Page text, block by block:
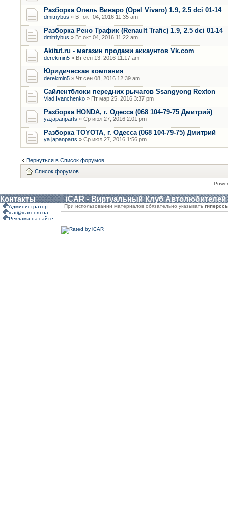
Разборка Опель Виваро (Opel Vivaro) 1.9, 2.5 dci 01-14
dmitriybus » Вт окт 04, 2016 11:35 am
Разборка Рено Трафик (Renault Trafic) 1.9, 2.5 dci 01-14
dmitriybus » Вт окт 04, 2016 11:22 am
Akitut.ru - магазин продажи аккаунтов Vk.com
derekmin5 » Вт сен 13, 2016 11:17 am
Юридическая компания
derekmin5 » Чт сен 08, 2016 12:39 am
Сайлентблоки передних рычагов Ssangyong Rexton
Vlad.Ivanchenko » Пт мар 25, 2016 3:37 pm
Разборка HONDA, г. Одесса (068 104-79-75 Дмитрий)
ya.japanparts » Ср июл 27, 2016 2:01 pm
Разборка TOYOTA, г. Одесса (068 104-79-75) Дмитрий
ya.japanparts » Ср июл 27, 2016 1:56 pm
Вернуться в Список форумов
Список форумов
Контакты iCAR - Виртуальный Клуб Автолюбителей
Администратор
icar@icar.com.ua
Реклама на сайте
При использовании материалов обязательно указывать